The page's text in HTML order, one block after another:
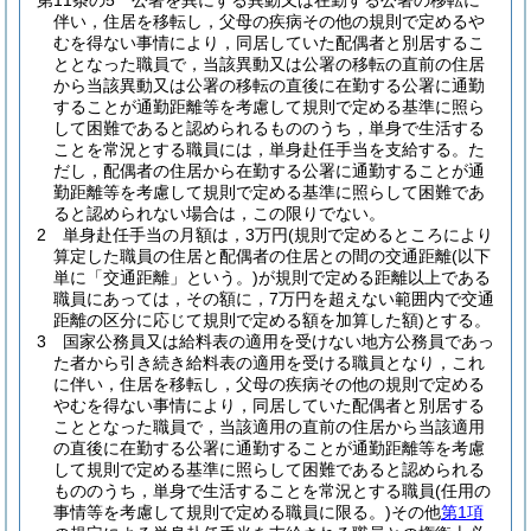
伴い，住居を移転し，父母の疾病その他の規則で定めるや
むを得ない事情により，同居していた配偶者と別居するこ
ととなった職員で，当該異動又は公署の移転の直前の住居
から当該異動又は公署の移転の直後に在勤する公署に通勤
することが通勤距離等を考慮して規則で定める基準に照ら
して困難であると認められるもののうち，単身で生活する
ことを常況とする職員には，単身赴任手当を支給する。 た
だし，配偶者の住居から在勤する公署に通勤することが通
勤距離等を考慮して規則で定める基準に照らして困難であ
ると認められない場合は，この限りでない。
2
単身赴任手当の月額は，3万円(規則で定めるところにより
算定した職員の住居と配偶者の住居との間の交通距離(以下
単に「交通距離」という。)が規則で定める距離以上である
職員にあっては，その額に，7万円を超えない範囲内で交通
距離の区分に応じて規則で定める額を加算した額)とする。
3
国家公務員又は給料表の適用を受けない地方公務員であっ
た者から引き続き給料表の適用を受ける職員となり，これ
に伴い，住居を移転し，父母の疾病その他の規則で定める
やむを得ない事情により，同居していた配偶者と別居する
こととなった職員で，当該適用の直前の住居から当該適用
の直後に在勤する公署に通勤することが通勤距離等を考慮
して規則で定める基準に照らして困難であると認められる
もののうち，単身で生活することを常況とする職員(任用の
事情等を考慮して規則で定める職員に限る。)その他第1項